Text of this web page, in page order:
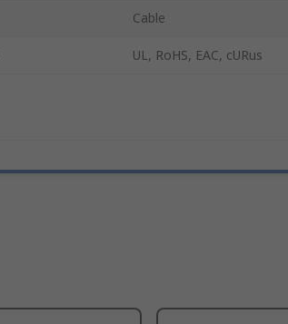
Cable
UL, RoHS, EAC, cURus